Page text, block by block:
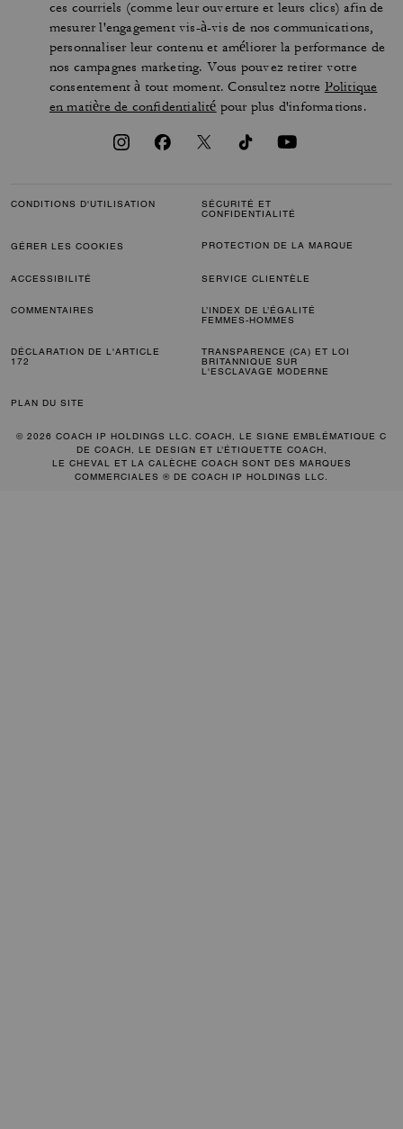
ces courriels (comme leur ouverture et leurs clics) afin de
mesurer l'engagement vis-à-vis de nos communications,
personnaliser leur contenu et améliorer la performance de
nos campagnes marketing. Vous pouvez retirer votre
consentement à tout moment. Consultez notre Politique
en matière de confidentialité pour plus d'informations.
CONDITIONS D'UTILISATION
SÉCURITÉ ET
CONFIDENTIALITÉ
GÉRER LES COOKIES PROTECTION DE LA MARQUE
ACCESSIBILITÉ SERVICE CLIENTÈLE
COMMENTAIRES
L’INDEX DE L’ÉGALITÉ
FEMMES-HOMMES
DÉCLARATION DE L'ARTICLE
172
TRANSPARENCE (CA) ET LOI
BRITANNIQUE SUR
L'ESCLAVAGE MODERNE
PLAN DU SITE
© 2026 COACH IP HOLDINGS LLC. COACH, LE SIGNE EMBLÉMATIQUE C
DE COACH, LE DESIGN ET L’ÉTIQUETTE COACH,
LE CHEVAL ET LA CALÈCHE COACH SONT DES MARQUES
COMMERCIALES ® DE COACH IP HOLDINGS LLC.